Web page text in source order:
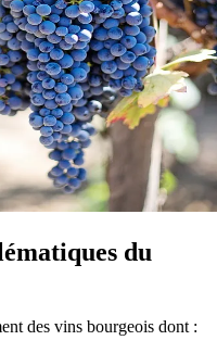
du
des vins bourgeois dont :